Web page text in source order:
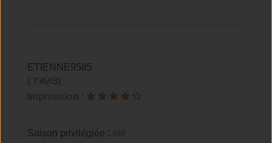
ETIENNE9585
( 7 AVIS)
Impression :
Saison privilégiée : été